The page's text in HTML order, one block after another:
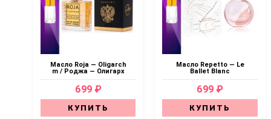
Масло Roja — Oligarch
m / Роджа — Олигарх
699 ₽
КУПИТЬ
Масло Repetto — Le
Ballet Blanc
699 ₽
КУПИТЬ